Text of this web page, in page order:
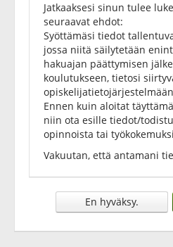
Jatkaaksesi sinun tulee
seuraavat ehdot:
Syöttämäsi tiedot
jossa niitä säilytetään
hakuajan päättymisen
koulutukseen, tietosi
Ennen kuin aloitat
niin ota esille tiedot/
opinnoista tai
Vakuutan, että antamani
En hyväksy.